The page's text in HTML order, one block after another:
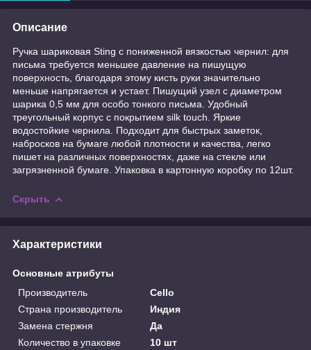
Описание
Ручка шариковая Sting с пониженной вязкостью чернил: для
письма требуется меньшее давление на пишущую
поверхность, благодаря этому кисть руки значительно
меньше напрягается и устает. Пишущий узел с диаметром
шарика 0,5 мм для особо тонкого письма. Удобный
треугольный корпус с покрытием silk touch. Яркие
водостойкие чернила. Подходит для быстрых заметок,
набросков на бумаге любой плотности и качества, легко
пишет на различных поверхностях, даже на стекле или
загрязненной бумаге. Упаковка в картонную коробку по 12шт.
Скрыть
Характеристики
Основные атрибуты
Производитель
Cello
Страна производитель
Индия
Замена стержня
Да
Количество в упаковке
10 шт